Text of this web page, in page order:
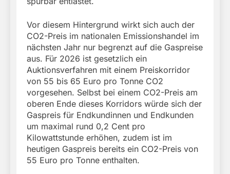
Vor diesem Hintergrund wirkt sich auch der
CO2-Preis im nationalen Emissionshandel im
nächsten Jahr nur begrenzt auf die Gaspreise
aus. Für 2026 ist gesetzlich ein
Auktionsverfahren mit einem Preiskorridor
von 55 bis 65 Euro pro Tonne CO2
vorgesehen. Selbst bei einem CO2-Preis am
oberen Ende dieses Korridors würde sich der
Gaspreis für Endkundinnen und Endkunden
um maximal rund 0,2 Cent pro
Kilowattstunde erhöhen, zudem ist im
heutigen Gaspreis bereits ein CO2-Preis von
55 Euro pro Tonne enthalten.